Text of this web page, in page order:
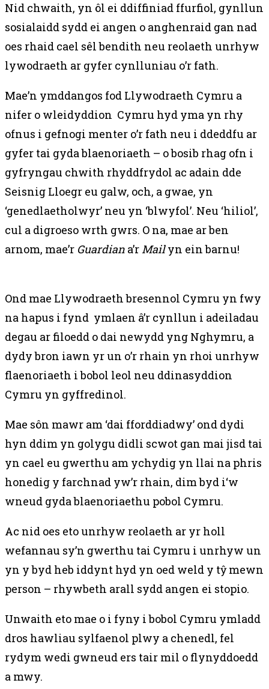
Nid chwaith, yn ôl ei ddiffiniad ffurfiol, gynllun
sosialaidd sydd ei angen o anghenraid gan nad
oes rhaid cael sêl bendith neu reolaeth unrhyw
lywodraeth ar gyfer cynlluniau o’r fath.
Mae’n ymddangos fod Llywodraeth Cymru a
nifer o wleidyddion Cymru hyd yma yn rhy
ofnus i gefnogi menter o’r fath neu i ddeddfu ar
gyfer tai gyda blaenoriaeth – o bosib rhag ofn i
gyfryngau chwith rhyddfrydol ac adain dde
Seisnig Lloegr eu galw, och, a gwae, yn
‘genedlaetholwyr’ neu yn ‘blwyfol’. Neu ‘hiliol’,
cul a digroeso wrth gwrs. O na, mae ar ben
arnom, mae’r Guardian a’r Mailyn ein barnu!
Ond mae Llywodraeth bresennol Cymru yn fwy
na hapus i fynd ymlaen â’r cynllun i adeiladau
degau ar filoedd o dai newydd yng Nghymru, a
dydy bron iawn yr un o’r rhain yn rhoi unrhyw
flaenoriaeth i bobol leol neu ddinasyddion
Cymru yn gyffredinol.
Mae sôn mawr am ‘dai fforddiadwy’ ond dydi
hyn ddim yn golygu didli scwot gan mai jisd tai
yn cael eu gwerthu am ychydig yn llai na phris
honedig y farchnad yw’r rhain, dim byd i‘w
wneud gyda blaenoriaethu pobol Cymru.
Ac nid oes eto unrhyw reolaeth ar yr holl
wefannau sy’n gwerthu tai Cymru i unrhyw un
yn y byd heb iddynt hyd yn oed weld y tŷ mewn
person – rhywbeth arall sydd angen ei stopio.
Unwaith eto mae o i fyny i bobol Cymru ymladd
dros hawliau sylfaenol plwy a chenedl, fel
rydym wedi gwneud ers tair mil o flynyddoedd
a mwy.